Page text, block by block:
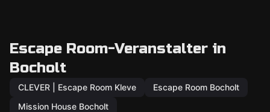
Escape Room-Veranstalter in
Bocholt
CLEVER | Escape Room Kleve
Escape Room Bocholt
Mission House Bocholt